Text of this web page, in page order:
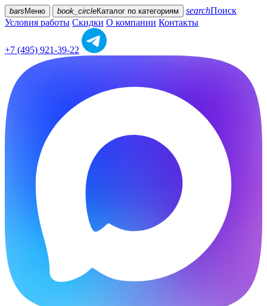
bars Меню book_circleКаталог по категориям searchПоиск
Условия работы Скидки О компании Контакты
+7 (495) 921-39-22